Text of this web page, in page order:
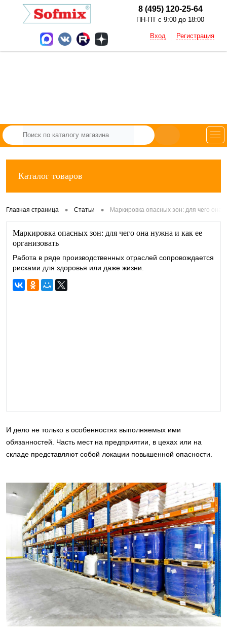
8 (495) 120-25-64
ПН-ПТ с 9:00 до 18:00
Вход Регистрация
Каталог товаров
Главная страница • Статьи • Маркировка опасных зон: для чего она
Маркировка опасных зон: для чего она нужна и как ее
организовать
Работа в ряде производственных отраслей сопровождается
рисками для здоровья или даже жизни.
И дело не только в особенностях выполняемых ими
обязанностей. Часть мест на предприятии, в цехах или на
складе представляют собой локации повышенной опасности.